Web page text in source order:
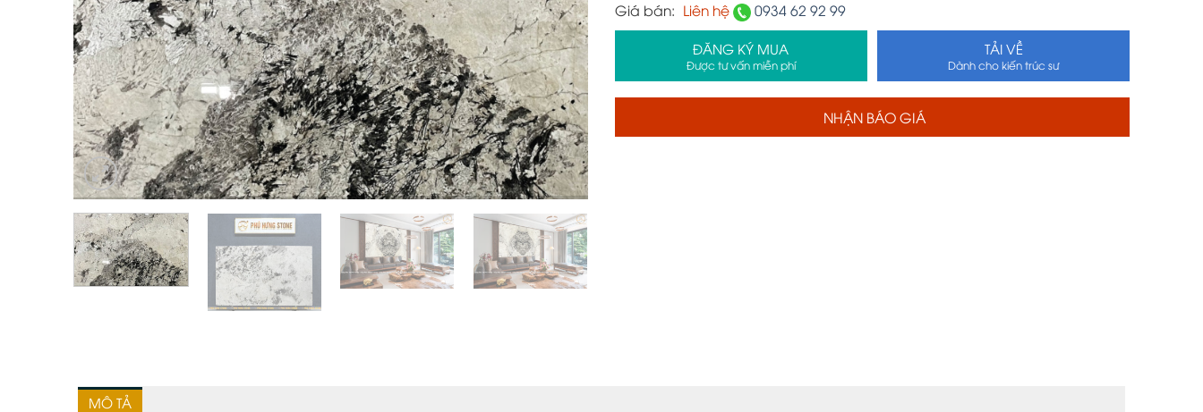
Giá bán: Liên hệ 0934 62 92 99
ĐĂNG KÝ MUA
Được tư vấn miễn phí
TẢI VỀ
Dành cho kiến trúc sư
NHẬN BÁO GIÁ
MÔ TẢ